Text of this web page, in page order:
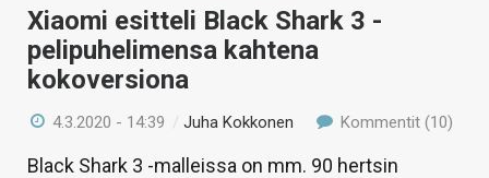
Xiaomi esitteli Black Shark 3 -
pelipuhelimensa kahtena
kokoversiona
4.3.2020 - 14:39 /Juha Kokkonen Kommentit (10)
Black Shark 3 -malleissa on mm. 90 hertsin